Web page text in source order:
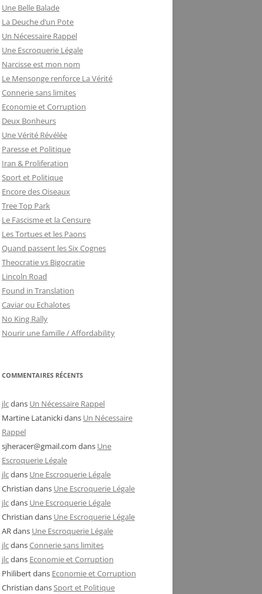
Une Belle Balade
La Deuche d’un Pote
Un Nécessaire Rappel
Une Escroquerie Légale
Narcisse est mon nom
Le Mensonge renforce La Vérité
Connerie sans limites
Economie et Corruption
Deux Bonheurs
Une Vérité Révélée
Paresse et Politique
Iran & Proliferation
Sport et Politique
Encore des Oiseaux
Tree Top Park
Le Fascisme et la Censure
Les Tortues et les Paons
Quand passent les Six Cognes
Theocratie vs Bigocratie
Lincoln Road
Found in Translation
Caviar ou Echalotes
No King Rally
Nourir une famille / Affordability
COMMENTAIRES RÉCENTS
jlcdans Un Nécessaire Rappel
Martine Latanickidans Un Nécessaire
Rappel
sjheracer@gmail.com dans Une
Escroquerie Légale
jlcdans Une Escroquerie Légale
Christian dans Une Escroquerie Légale
jlcdans Une Escroquerie Légale
Christian dans Une Escroquerie Légale
ARdans Une Escroquerie Légale
jlcdansConnerie sans limites
jlcdans Economie et Corruption
Philibertdans Economie et Corruption
Christian dansSport et Politique